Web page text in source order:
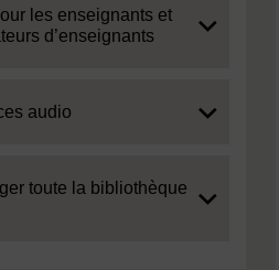
les enseignants et
d’enseignants
audio
toute la bibliothèque